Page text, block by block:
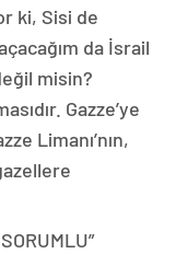
ki, Sisi de
da İsrail
misin?
Gazze’ye
Limanı’nın,